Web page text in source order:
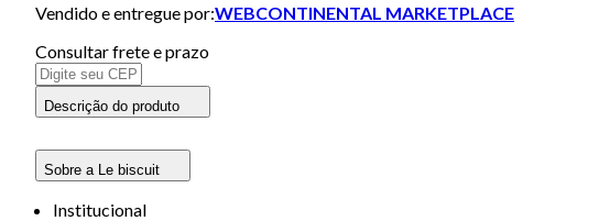
Vendido e entregue por:WEBCONTINENTAL MARKETPLACE
Consultar frete e prazo
Descrição do produto
Sobre a Le biscuit
Institucional